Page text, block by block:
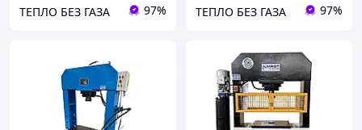
ТЕПЛО БЕЗ ГАЗА 97% ТЕПЛО БЕЗ ГАЗА 97%